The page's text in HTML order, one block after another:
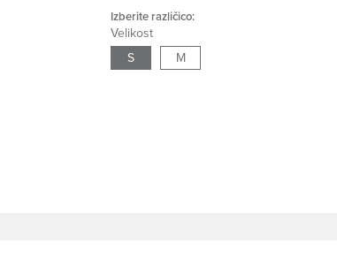
Izberite različico:
Velikost
S
M